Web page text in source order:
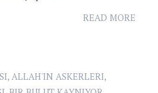
READ MORE
, ALLAH'IN ASKERLERI,